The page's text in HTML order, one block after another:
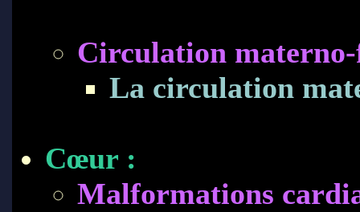
Circulation
La circulation
Cœur :
Malformations